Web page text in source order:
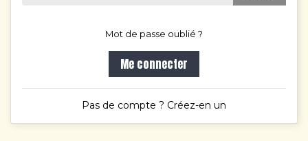
Mot de passe oublié ?
Me connecter
Pas de compte ? Créez-en un